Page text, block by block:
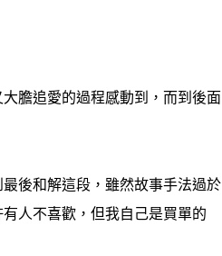
膽追愛的過程感動到，而到後面
後和解這段，雖然故事手法過於
人不喜歡，但我自己是買單的